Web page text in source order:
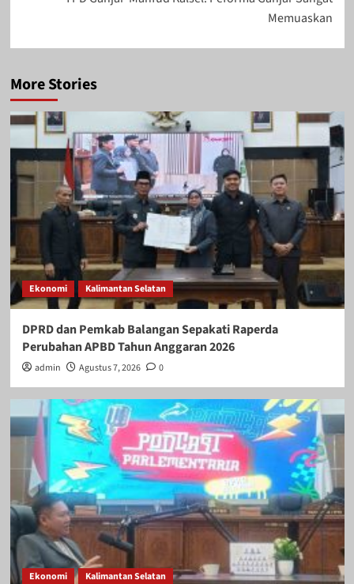
Memuaskan
More Stories
Ekonomi Kalimantan Selatan
DPRD dan Pemkab Balangan Sepakati Raperda
Perubahan APBD Tahun Anggaran 2026
admin Agustus 7, 2026 0
Ekonomi Kalimantan Selatan